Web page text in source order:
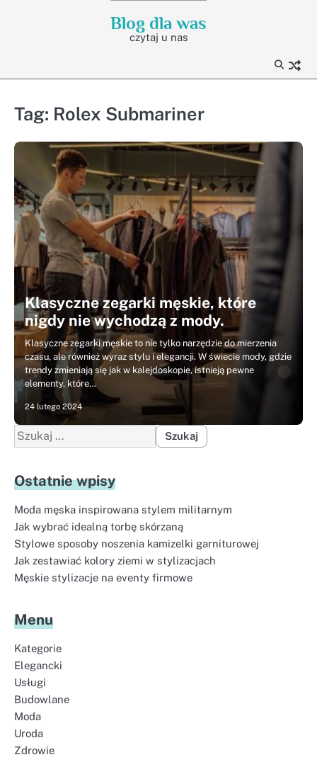
Blog dla was
czytaj u nas
Tag: Rolex Submariner
Klasyczne zegarki męskie, które
nigdy nie wychodzą z mody.
Klasyczne zegarki męskie to nie tylko narzędzie do mierzenia
czasu, ale również wyraz stylu i elegancji. W świecie mody, gdzie
trendy zmieniają się jak w kalejdoskopie, istnieją pewne
elementy, które…
24 lutego 2024
Szukaj:
Ostatnie wpisy
Moda męska inspirowana stylem militarnym
Jak wybrać idealną torbę skórzaną
Stylowe sposoby noszenia kamizelki garniturowej
Jak zestawiać kolory ziemi w stylizacjach
Męskie stylizacje na eventy firmowe
Menu
Kategorie
Elegancki
Usługi
Budowlane
Moda
Uroda
Zdrowie